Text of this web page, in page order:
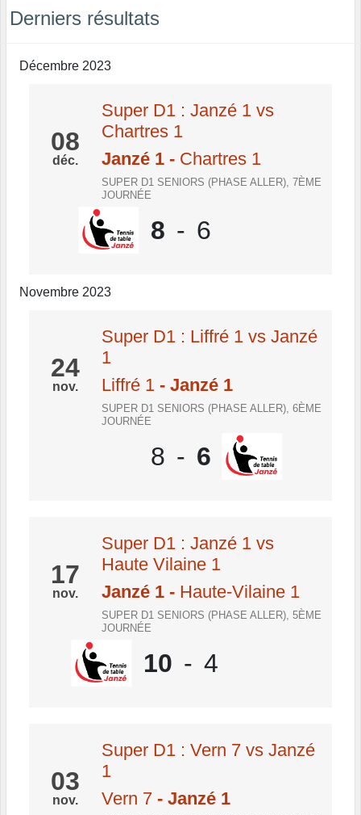
Derniers résultats
Décembre 2023
08
déc.
Super D1 : Janzé 1 vs
Chartres 1
Janzé 1 - Chartres 1
SUPER D1 SENIORS (PHASE ALLER), 7ÈME
JOURNÉE
8 - 6
Novembre 2023
24
nov.
Super D1 : Liffré 1 vs Janzé
1
Liffré 1 - Janzé 1
SUPER D1 SENIORS (PHASE ALLER), 6ÈME
JOURNÉE
8 - 6
17
nov.
Super D1 : Janzé 1 vs
Haute Vilaine 1
Janzé 1 - Haute-Vilaine 1
SUPER D1 SENIORS (PHASE ALLER), 5ÈME
JOURNÉE
10 - 4
03
nov.
Super D1 : Vern 7 vs Janzé
1
Vern 7 - Janzé 1